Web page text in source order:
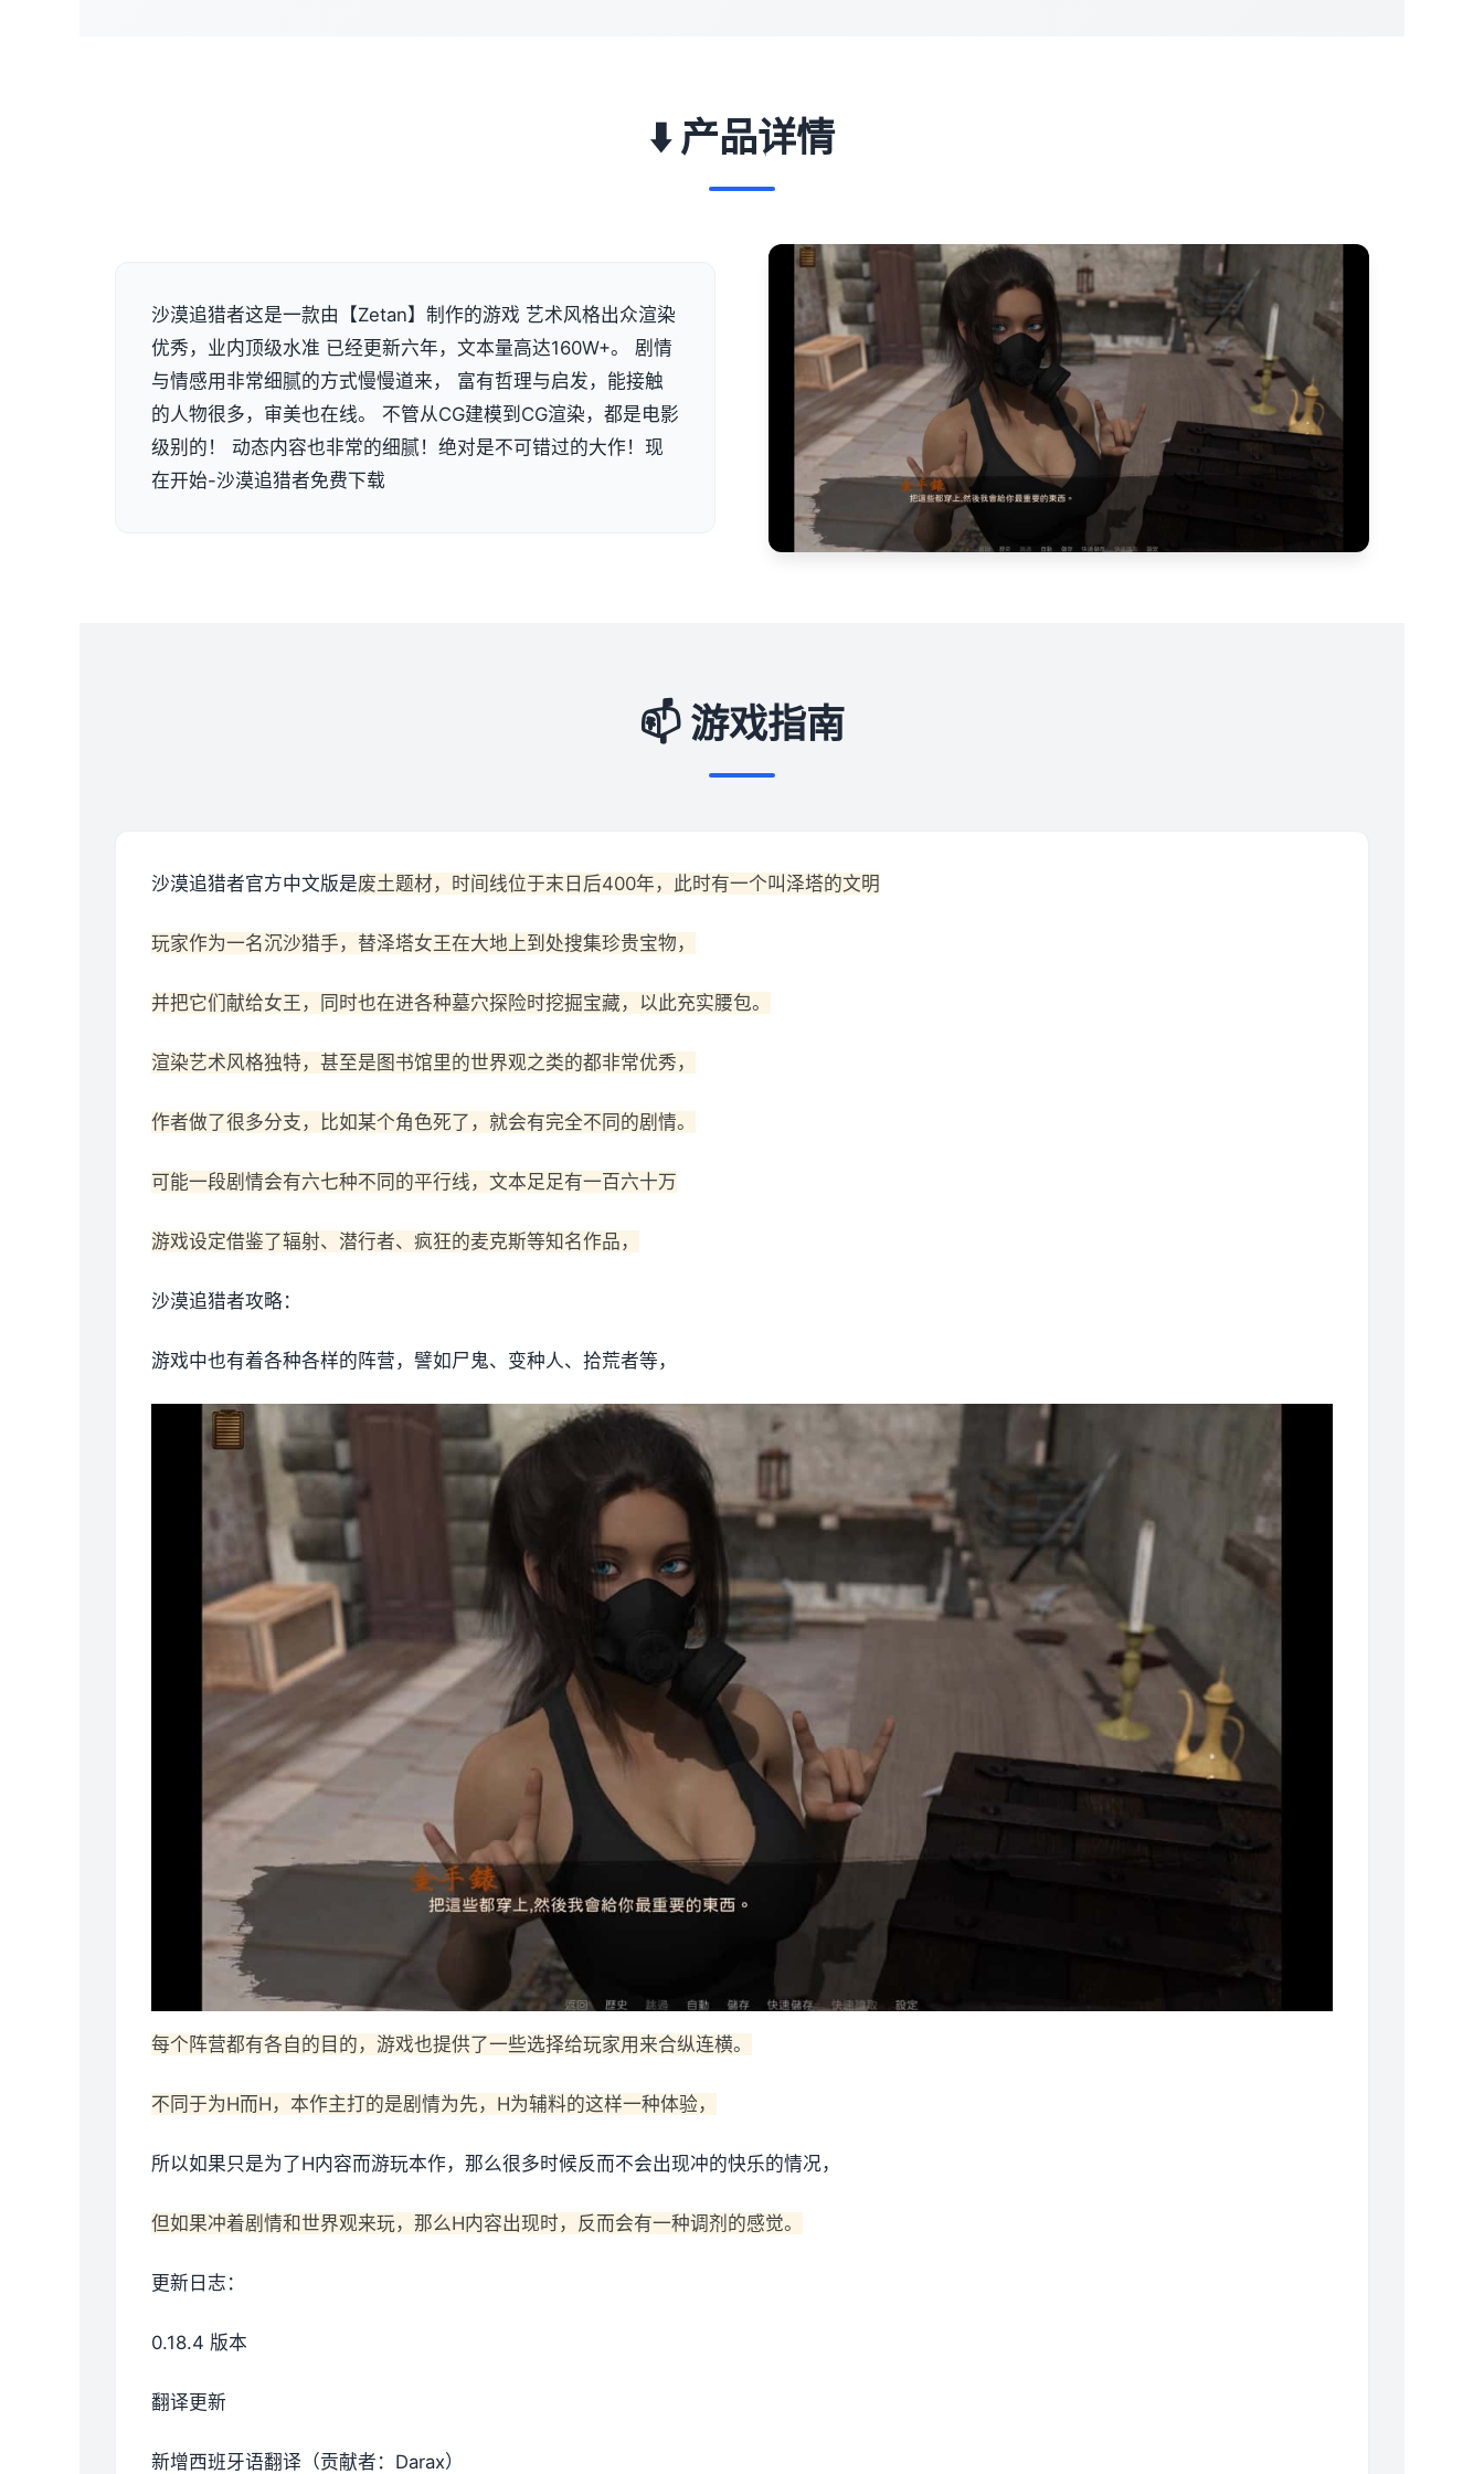
⬇️ 产品详情
沙漠追猎者这是一款由【Zetan】制作的游戏 艺术风格出众渲染
优秀，业内顶级水准 已经更新六年，文本量高达160W+。 剧情
与情感用非常细腻的方式慢慢道来， 富有哲理与启发，能接触
的人物很多，审美也在线。 不管从CG建模到CG渲染，都是电影
级别的！ 动态内容也非常的细腻！绝对是不可错过的大作！现
在开始-沙漠追猎者免费下载
📫 游戏指南
沙漠追猎者官方中文版是废土题材，时间线位于末日后400年，此时有一个叫泽塔的文明
玩家作为一名沉沙猎手，替泽塔女王在大地上到处搜集珍贵宝物，
并把它们献给女王，同时也在进各种墓穴探险时挖掘宝藏，以此充实腰包。
渲染艺术风格独特，甚至是图书馆里的世界观之类的都非常优秀，
作者做了很多分支，比如某个角色死了，就会有完全不同的剧情。
可能一段剧情会有六七种不同的平行线，文本足足有一百六十万
游戏设定借鉴了辐射、潜行者、疯狂的麦克斯等知名作品，
沙漠追猎者攻略：
游戏中也有着各种各样的阵营，譬如尸鬼、变种人、拾荒者等，
每个阵营都有各自的目的，游戏也提供了一些选择给玩家用来合纵连横。
不同于为H而H，本作主打的是剧情为先，H为辅料的这样一种体验，
所以如果只是为了H内容而游玩本作，那么很多时候反而不会出现冲的快乐的情况，
但如果冲着剧情和世界观来玩，那么H内容出现时，反而会有一种调剂的感觉。
更新日志：
0.18.4 版本
翻译更新
新增西班牙语翻译（贡献者：Darax）